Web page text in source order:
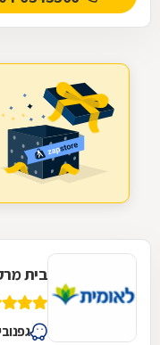
בית
גפנוביץ